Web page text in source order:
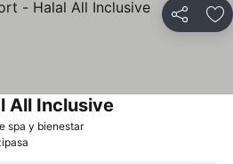
Compartir
spa y bienestarVer precios
All Inclusive